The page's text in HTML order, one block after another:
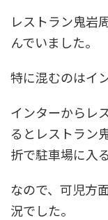
レストラン鬼岩
んでいました。
特に混むのはイ
インターからレ
るとレストラン
折で駐車場に入
なので、可児方
況でした。